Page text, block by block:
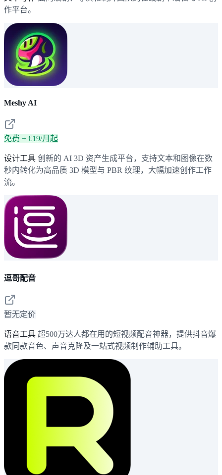
作平台。
Meshy AI
免费 + €19/月起
设计工具 创新的 AI 3D 资产生成平台，支持文本和图像在数
秒内转化为高品质 3D 模型与 PBR 纹理，大幅加速创作工作
流。
逗哥配音
暂无定价
语音工具 超500万达人都在用的短视频配音神器，提供抖音爆
款同款音色、声音克隆及一站式视频制作辅助工具。